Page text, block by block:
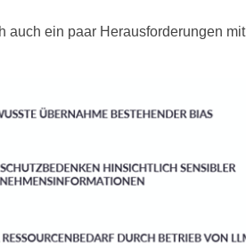
auch ein paar Herausforderungen mit